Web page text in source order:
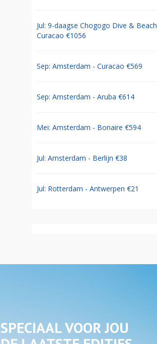
Jul: 9-daagse Chogogo Dive & Beach
Curacao €1056
Sep: Amsterdam - Curacao €569
Sep: Amsterdam - Aruba €614
Mei: Amsterdam - Bonaire €594
Jul: Amsterdam - Berlijn €38
Jul: Rotterdam - Antwerpen €21
SPECIAAL VOOR JOU